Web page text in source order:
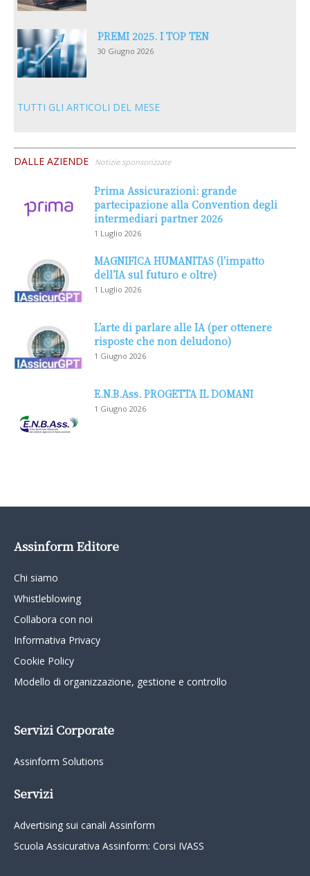
PREMI 2025. I TOP TEN
30 Giugno 2026
TUTTI GLI ARTICOLI DEL MESE
DALLE AZIENDE Notizie sponsorizzate
Prima Assicurazioni: grande
partecipazione alla Convention degli
intermediari partner 2026
1 Luglio 2026
MAGNIFICA HUMANITAS (l’impatto
dell’IA sul futuro e oltre)
1 Luglio 2026
L’arte di parlare alle IA (per ottenere
risposte che non deludono)
1 Giugno 2026
E.N.B.Ass. PROGETTA IL DOMANI
1 Giugno 2026
Assinform Editore
Chi siamo
Whistleblowing
Collabora con noi
Informativa Privacy
Cookie Policy
Modello di organizzazione, gestione e controllo
Servizi Corporate
Assinform Solutions
Servizi
Advertising sui canali Assinform
Scuola Assicurativa Assinform: Corsi IVASS